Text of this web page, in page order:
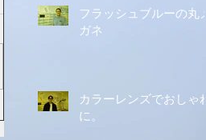
フラッシュブルーの丸メ
ガネ
カラーレンズでおしゃれ
に。